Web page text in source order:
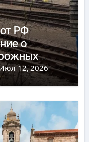
РФ
о
12, 2026